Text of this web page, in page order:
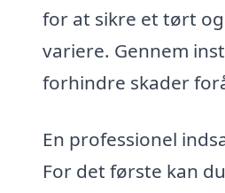
for at sikre et tørt
variere. Gennem
forhindre skader
En professionel
For det første kan